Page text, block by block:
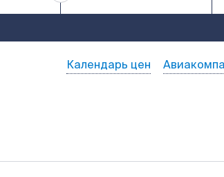
Календарь цен